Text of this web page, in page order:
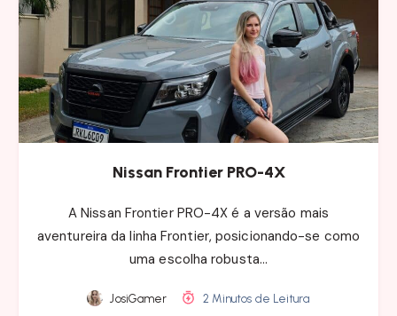
Nissan Frontier PRO-4X
A Nissan Frontier PRO-4X é a versão mais
aventureira da linha Frontier, posicionando-se como
uma escolha robusta…
JosiGamer 2 Minutos de Leitura